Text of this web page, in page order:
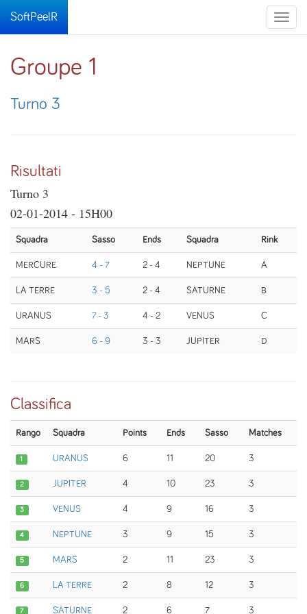
Toggle
SoftPeelR
Groupe 1
Turno 3
Risultati
Turno 3
02-01-2014 - 15H00
Squadra Sasso Ends Squadra Rink
MERCURE 4 - 7 2 - 4 NEPTUNE A
LA TERRE 3 - 5 2 - 4 SATURNE B
URANUS 7 - 3 4 - 2 VENUS C
MARS 6 - 9 3 - 3 JUPITER D
Classifica
Rango Squadra Points Ends Sasso Matches
1 URANUS 6 11 20 3
2 JUPITER 4 10 23 3
3 VENUS 4 9 16 3
4 NEPTUNE 3 9 15 3
5 MARS 2 11 23 3
6 LA TERRE 2 8 12 3
7 SATURNE 2 6 7 3